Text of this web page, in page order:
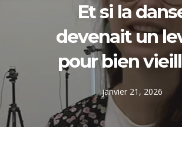
Et si la
devenait un
pour bien
janvier 21, 2026